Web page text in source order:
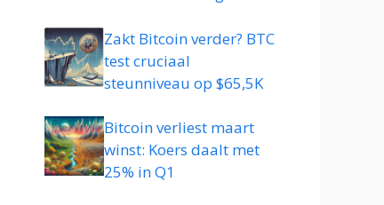
Zakt Bitcoin verder? BTC
test cruciaal
steunniveau op $65,5K
Bitcoin verliest maart
winst: Koers daalt met
25% in Q1